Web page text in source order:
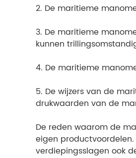
2. De maritieme
3. De maritieme
kunnen
4. De maritieme
5. De wijzers van de
drukwaarden van de
De reden waarom de
eigen
verdiepingsslagen ook